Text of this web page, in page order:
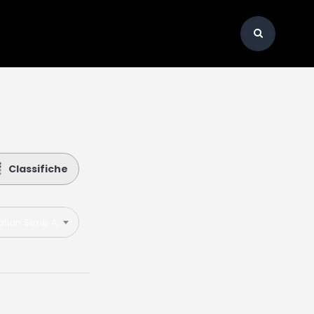
Classifiche
Italian Serie A 2025-2026